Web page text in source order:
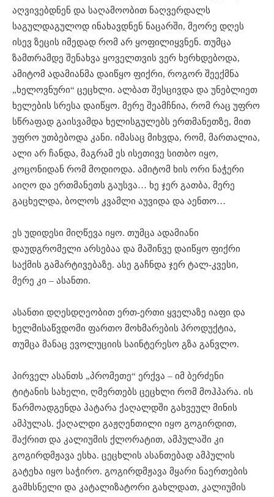
აღვივებდნენ და საღამოობით ნაღვერდალს
საგულდაგულოდ ინახავდნენ ნაცარში, მეორე დღეს
ისევ ზეცის იმედად რომ არ ყოფილიყვნენ. თუმცა
ზამთრამდე შენახვა ყოველთვის ვერ ხერხდებოდა,
ამიტომ ადამიანმა დაიწყო ფიქრი, როგორ შეექმნა
„ხელოვნური“ ცეცხლი. ალბათ შესცივდა და უნებლიეთ
ხელების სრესა დაიწყო. მერე შეამჩნია, რომ რაც უფრო
სწრაფად გაისვამდა ხელისგულებს ერთმანეთზე, მით
უფრო უთბებოდა კანი. იმასაც მიხვდა, რომ, მართალია,
ალი არ ჩანდა, მაგრამ ეს ისეთივე სითბო იყო,
კოცონიდან რომ მოდიოდა. ამიტომ ხის ორი ნაჭერი
აიღო და ერთმანეთს გაუსვა… ხე ჯერ გათბა, მერე
გაცხელდა, ბოლოს კვამლი აუვიდა და აენთო…
ეს უდიდესი მიღწევა იყო. თუმცა ადამიანი
დაუდგრომელი არსებაა და მაშინვე დაიწყო ფიქრი
საქმის გამარტივებაზე. ასე გაჩნდა ჯერ ტალ-კვესი,
მერე კი – ასანთი.
ასანთი დღესდღეობით ერთ-ერთი ყველაზე იაფი და
ხელმისაწვდომი ფართო მოხმარების პროდუქტია,
თუმცა მანაც ევოლუციის საინტერესო გზა განვლო.
პირველ ასანთს „პრომეთე“ ერქვა – იმ ბერძენი
ტიტანის სახელი, ღმერთებს ცეცხლი რომ მოჰპარა. ის
წარმოადგენდა პატარა ქაღალდში გახვეულ მინის
ამპულას. ქაღალდი გაჟღენთილი იყო გოგირდით,
შაქრით და კალიუმის ქლორატით, ამპულაში კი
გოგირდმჟავა ესხა. ცეცხლის ასანთებად ამპულის
გატეხა იყო საჭირო. გოგირდმჟავა მყარი ნაერთების
გამხსნელი და კატალიზატორი გახლდათ, კალიუმის